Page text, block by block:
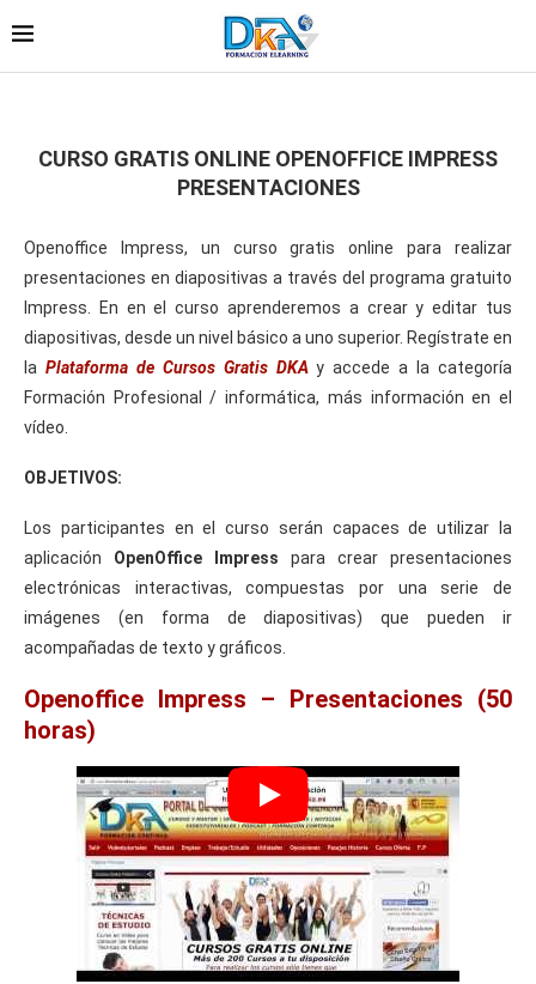
CURSO GRATIS ONLINE OPENOFFICE IMPRESS
PRESENTACIONES
Openoffice Impress, un curso gratis online para realizar
presentaciones en diapositivas a través del programa gratuito
Impress. En en el curso aprenderemos a crear y editar tus
diapositivas, desde un nivel básico a uno superior. Regístrate en
la Plataforma de Cursos Gratis DKAy accede a la categoría
Formación Profesional / informática, más información en el
vídeo.
OBJETIVOS:
Los participantes en el curso serán capaces de utilizar la
aplicación OpenOffice Impress para crear presentaciones
electrónicas interactivas, compuestas por una serie de
imágenes (en forma de diapositivas) que pueden ir
acompañadas de texto y gráficos.
Openoffice Impress – Presentaciones (50
horas)